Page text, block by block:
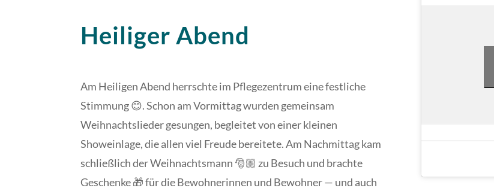
Heiliger Abend
Am Heiligen Abend herrschte im Pflegezentrum eine festliche
Stimmung 😊. Schon am Vormittag wurden gemeinsam
Weihnachtslieder gesungen, begleitet von einer kleinen
Showeinlage, die allen viel Freude bereitete. Am Nachmittag kam
schließlich der Weihnachtsmann 🎅🏼 zu Besuch und brachte
Geschenke 🎁 für die Bewohnerinnen und Bewohner — und auch